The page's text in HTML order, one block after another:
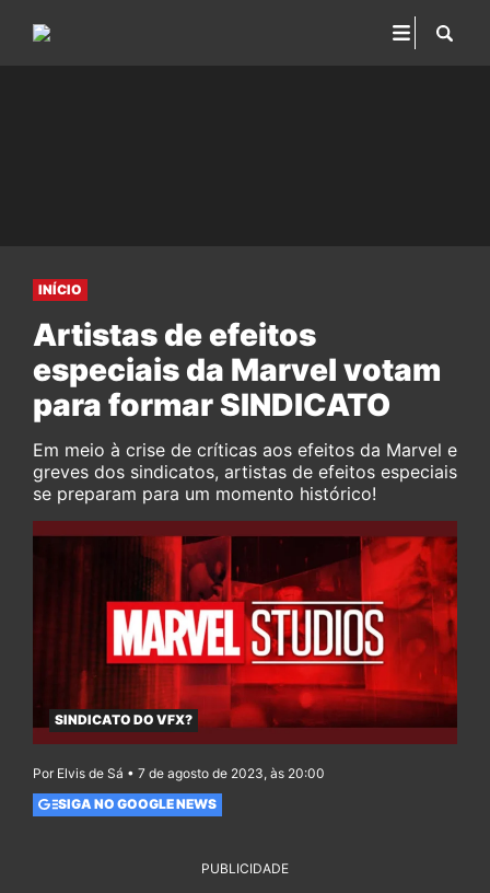
INÍCIO
Artistas de efeitos
especiais da Marvel votam
para formar SINDICATO
Em meio à crise de críticas aos efeitos da Marvel e
greves dos sindicatos, artistas de efeitos especiais
se preparam para um momento histórico!
SINDICATO DO VFX?
Por Elvis de Sá • 7 de agosto de 2023, às 20:00
SIGA NO GOOGLE NEWS
PUBLICIDADE